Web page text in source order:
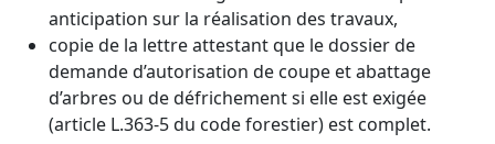
anticipation sur la réalisation des travaux,
copie de la lettre attestant que le dossier de
demande d’autorisation de coupe et abattage
d’arbres ou de défrichement si elle est exigée
(article L.363-5 du code forestier) est complet.